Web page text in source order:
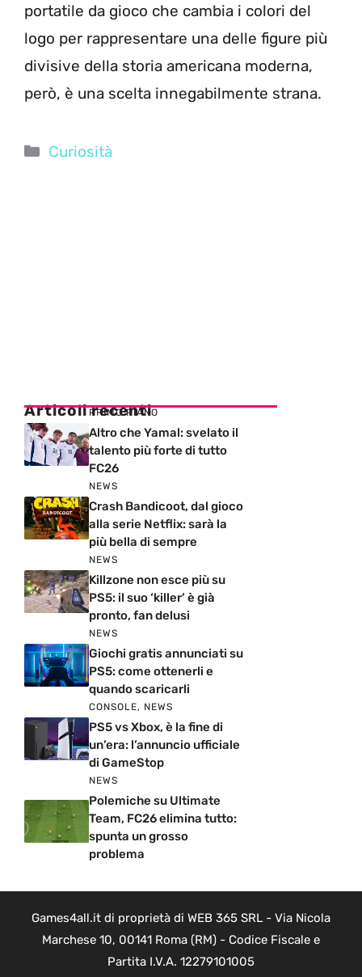
portatile da gioco che cambia i colori del
logo per rappresentare una delle figure più
divisive della storia americana moderna,
però, è una scelta innegabilmente strana.
Categorie
Curiosità
Articoli recenti
PRIMO PIANO
Altro che Yamal: svelato il
talento più forte di tutto
FC26
NEWS
Crash Bandicoot, dal gioco
alla serie Netflix: sarà la
più bella di sempre
NEWS
Killzone non esce più su
PS5: il suo ‘killer’ è già
pronto, fan delusi
NEWS
Giochi gratis annunciati su
PS5: come ottenerli e
quando scaricarli
CONSOLE, NEWS
PS5 vs Xbox, è la fine di
un’era: l’annuncio ufficiale
di GameStop
NEWS
Polemiche su Ultimate
Team, FC26 elimina tutto:
spunta un grosso
problema
Games4all.it di proprietà di WEB 365 SRL - Via Nicola
Marchese 10, 00141 Roma (RM) - Codice Fiscale e
Partita I.V.A. 12279101005